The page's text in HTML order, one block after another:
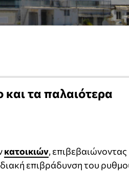
τα παλαιότερα
κατοικιών, επιβεβαιώνοντας
επιβράδυνση του